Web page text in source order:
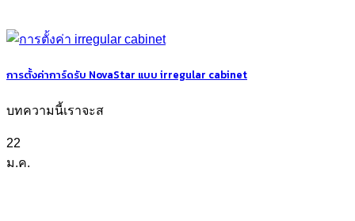
การตั้งค่าการ์ดรับ NovaStar แบบ irregular cabinet
บทความนี้เราจะส
22
ม.ค.